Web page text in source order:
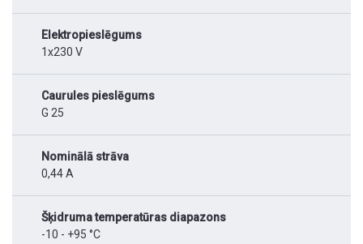
Elektropieslēgums
1x230 V
Caurules pieslēgums
G 25
Nominālā strāva
0,44 A
Šķidruma temperatūras diapazons
-10 - +95 °C